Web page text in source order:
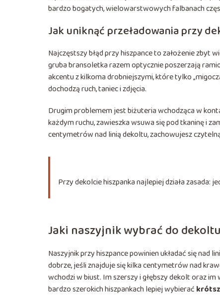
bardzo bogatych, wielowarstwowych falbanach
Jak uniknąć przeładowania przy
Najczęstszy błąd przy hiszpance to założenie zbyt
gruba bransoletka razem optycznie poszerzają
akcentu z kilkoma drobniejszymi, które tylko
dochodzą ruch, taniec i zdjęcia.
Drugim problemem jest biżuteria wchodząca w
każdym ruchu, zawieszka wsuwa się pod tkaninę i
centymetrów nad linią dekoltu, zachowujesz
Przy dekolcie hiszpanka najlepiej działa zasada:
Jaki naszyjnik wybrać do
Naszyjnik przy hiszpance powinien układać się nad
dobrze, jeśli znajduje się kilka centymetrów nad
wchodzi w biust. Im szerszy i głębszy dekolt oraz
bardzo szerokich hiszpankach lepiej wybierać